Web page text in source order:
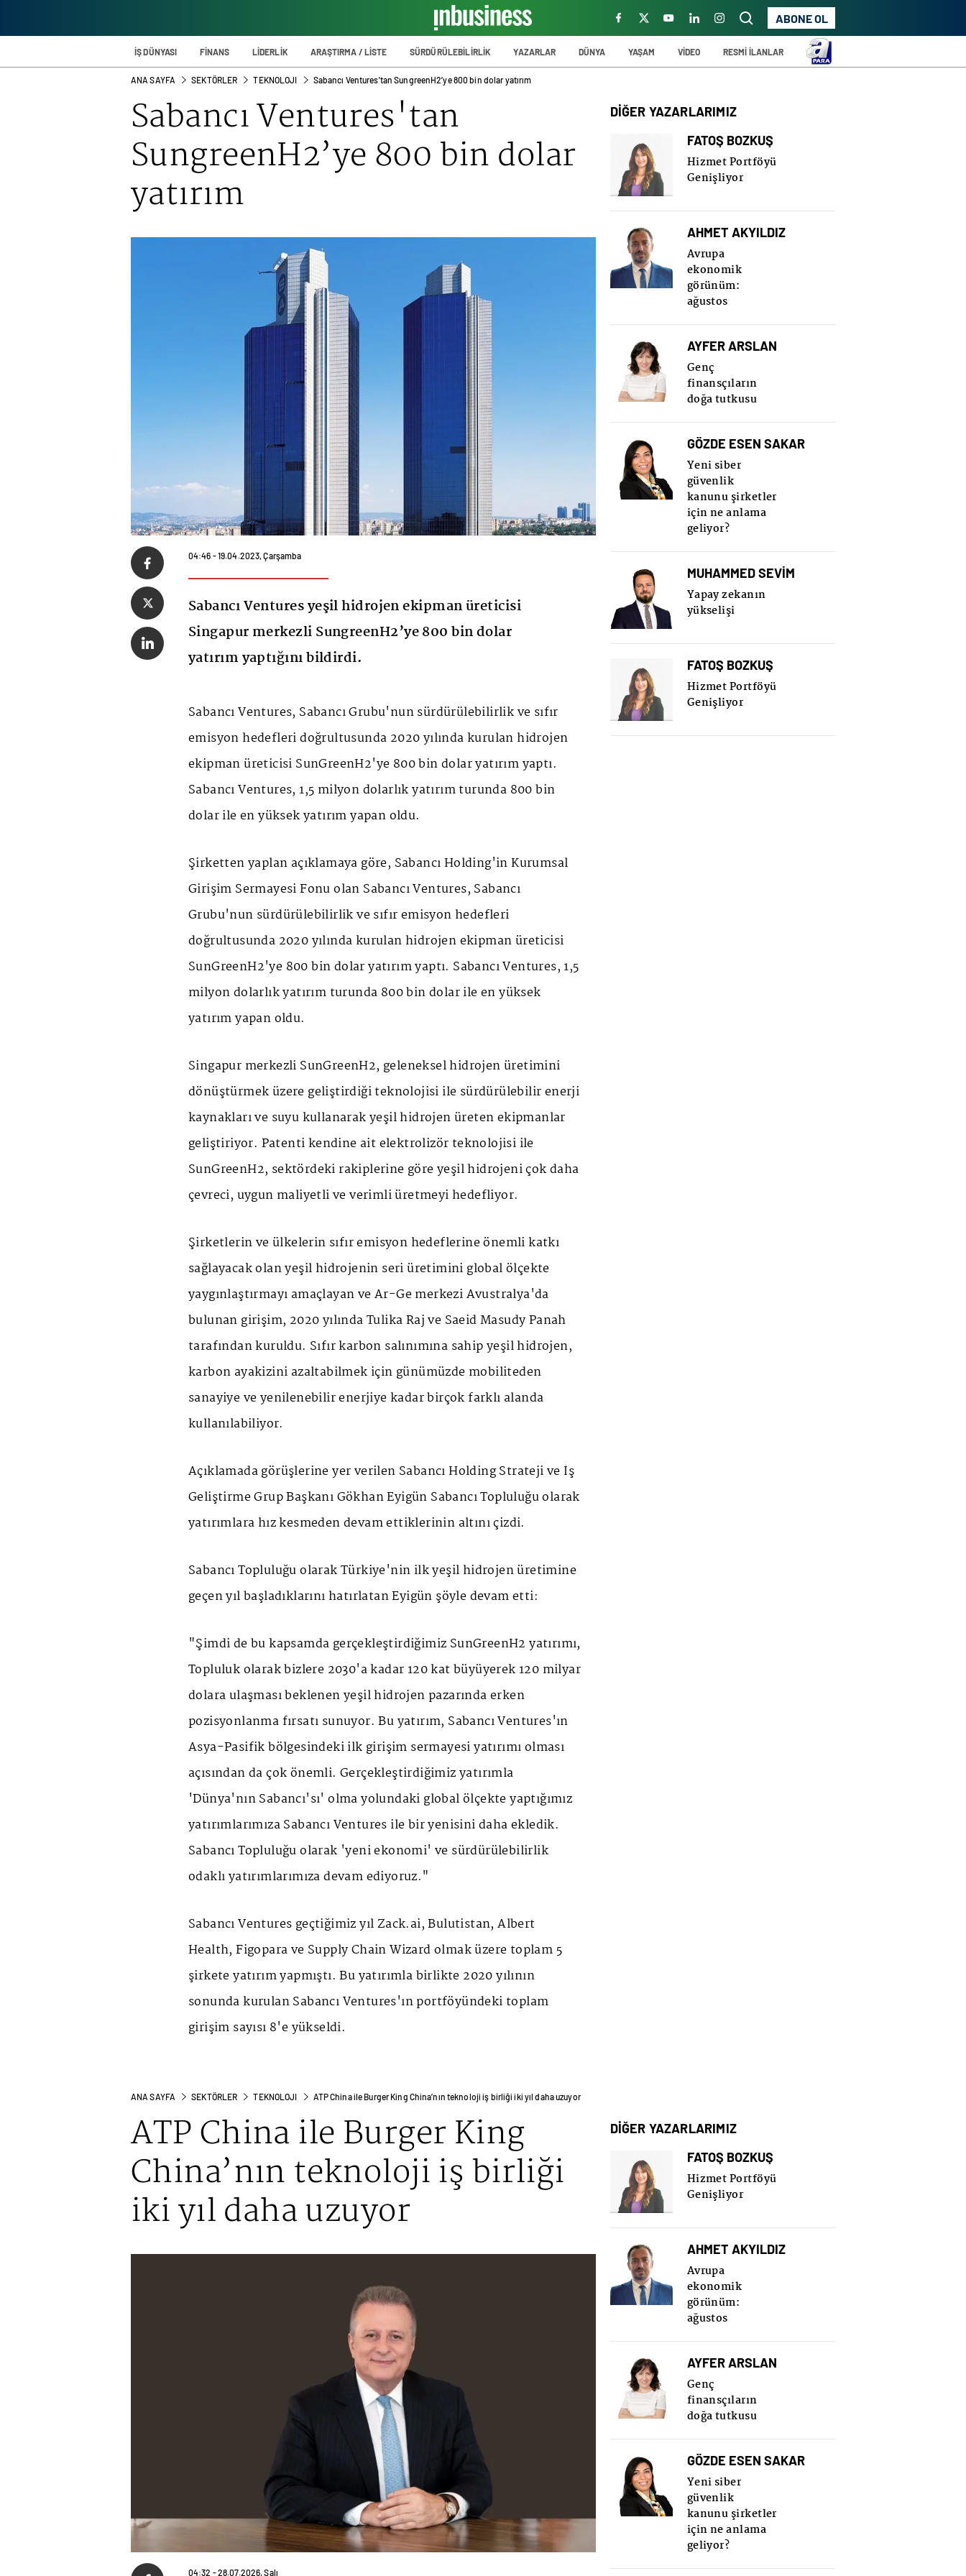
ABONE OL
İŞ DÜNYASI FİNANS LİDERLİK ARAŞTIRMA / LİSTE SÜRDÜRÜLEBİLİRLİK YAZARLAR DÜNYA YAŞAM VİDEO RESMİ İLANLAR
ANA SAYFA SEKTÖRLER TEKNOLOJI Sabancı Ventures'tan SungreenH2’ye 800 bin dolar yatırım
Sabancı Ventures'tan
SungreenH2’ye 800 bin dolar
yatırım
04:46 - 19.04.2023, Çarşamba
Sabancı Ventures yeşil hidrojen ekipman üreticisi
Singapur merkezli SungreenH2’ye 800 bin dolar
yatırım yaptığını bildirdi.
Sabancı Ventures, Sabancı Grubu'nun sürdürülebilirlik ve sıfır
emisyon hedefleri doğrultusunda 2020 yılında kurulan hidrojen
ekipman üreticisi SunGreenH2'ye 800 bin dolar yatırım yaptı.
Sabancı Ventures, 1,5 milyon dolarlık yatırım turunda 800 bin
dolar ile en yüksek yatırım yapan oldu.
Şirketten yaplan açıklamaya göre, Sabancı Holding'in Kurumsal
Girişim Sermayesi Fonu olan Sabancı Ventures, Sabancı
Grubu'nun sürdürülebilirlik ve sıfır emisyon hedefleri
doğrultusunda 2020 yılında kurulan hidrojen ekipman üreticisi
SunGreenH2'ye 800 bin dolar yatırım yaptı. Sabancı Ventures, 1,5
milyon dolarlık yatırım turunda 800 bin dolar ile en yüksek
yatırım yapan oldu.
Singapur merkezli SunGreenH2, geleneksel hidrojen üretimini
dönüştürmek üzere geliştirdiği teknolojisi ile sürdürülebilir enerji
kaynakları ve suyu kullanarak yeşil hidrojen üreten ekipmanlar
geliştiriyor. Patenti kendine ait elektrolizör teknolojisi ile
SunGreenH2, sektördeki rakiplerine göre yeşil hidrojeni çok daha
çevreci, uygun maliyetli ve verimli üretmeyi hedefliyor.
Şirketlerin ve ülkelerin sıfır emisyon hedeflerine önemli katkı
sağlayacak olan yeşil hidrojenin seri üretimini global ölçekte
yaygınlaştırmayı amaçlayan ve Ar-Ge merkezi Avustralya'da
bulunan girişim, 2020 yılında Tulika Raj ve Saeid Masudy Panah
tarafından kuruldu. Sıfır karbon salınımına sahip yeşil hidrojen,
karbon ayakizini azaltabilmek için günümüzde mobiliteden
sanayiye ve yenilenebilir enerjiye kadar birçok farklı alanda
kullanılabiliyor.
Açıklamada görüşlerine yer verilen Sabancı Holding Strateji ve İş
Geliştirme Grup Başkanı Gökhan Eyigün Sabancı Topluluğu olarak
yatırımlara hız kesmeden devam ettiklerinin altını çizdi.
Sabancı Topluluğu olarak Türkiye'nin ilk yeşil hidrojen üretimine
geçen yıl başladıklarını hatırlatan Eyigün şöyle devam etti:
"Şimdi de bu kapsamda gerçekleştirdiğimiz SunGreenH2 yatırımı,
Topluluk olarak bizlere 2030'a kadar 120 kat büyüyerek 120 milyar
dolara ulaşması beklenen yeşil hidrojen pazarında erken
pozisyonlanma fırsatı sunuyor. Bu yatırım, Sabancı Ventures'ın
Asya-Pasifik bölgesindeki ilk girişim sermayesi yatırımı olması
açısından da çok önemli. Gerçekleştirdiğimiz yatırımla
'Dünya'nın Sabancı'sı' olma yolundaki global ölçekte yaptığımız
yatırımlarımıza Sabancı Ventures ile bir yenisini daha ekledik.
Sabancı Topluluğu olarak 'yeni ekonomi' ve sürdürülebilirlik
odaklı yatırımlarımıza devam ediyoruz."
Sabancı Ventures geçtiğimiz yıl Zack.ai, Bulutistan, Albert
Health, Figopara ve Supply Chain Wizard olmak üzere toplam 5
şirkete yatırım yapmıştı. Bu yatırımla birlikte 2020 yılının
sonunda kurulan Sabancı Ventures'ın portföyündeki toplam
girişim sayısı 8'e yükseldi.
DİĞER YAZARLARIMIZ
FATOŞ BOZKUŞ
Hizmet Portföyü
Genişliyor
AHMET AKYILDIZ
Avrupa
ekonomik
görünüm:
ağustos
AYFER ARSLAN
Genç
finansçıların
doğa tutkusu
GÖZDE ESEN SAKAR
Yeni siber
güvenlik
kanunu şirketler
için ne anlama
geliyor?
MUHAMMED SEVİM
Yapay zekanın
yükselişi
FATOŞ BOZKUŞ
Hizmet Portföyü
Genişliyor
ANA SAYFA SEKTÖRLER TEKNOLOJI ATP China ile Burger King China’nın teknoloji iş birliği iki yıl daha uzuyor
ATP China ile Burger King
China’nın teknoloji iş birliği
iki yıl daha uzuyor
04:32 - 28.07.2026, Salı
DİĞER YAZARLARIMIZ
FATOŞ BOZKUŞ
Hizmet Portföyü
Genişliyor
AHMET AKYILDIZ
Avrupa
ekonomik
görünüm:
ağustos
AYFER ARSLAN
Genç
finansçıların
doğa tutkusu
GÖZDE ESEN SAKAR
Yeni siber
güvenlik
kanunu şirketler
için ne anlama
geliyor?